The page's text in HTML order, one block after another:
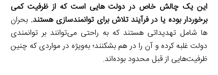
این یک چالش خاص در دولت هایی است که از ظرفیت کمی
برخوردار بوده یا در فرآیند تلاش برای توانمندسازی هستند. بحران
ها شامل تهدیداتی هستند که به راحتی می‌توانند بر توانمندی
دولت غلبه کرده و آن را در هم بشکنند؛ به‌ویژه در مواردی که چنین
ظرفیت‌هایی از قبل محدود بوده‌اند.